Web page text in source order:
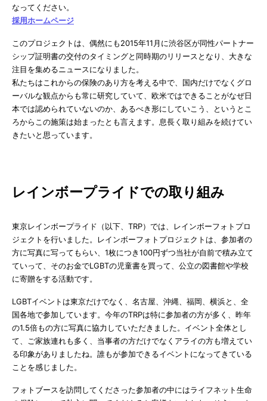
なってください。
採用ホームページ
このプロジェクトは、偶然にも2015年11月に渋谷区が同性パートナー
シップ証明書の交付のタイミングと同時期のリリースとなり、大きな
注目を集めるニュースになりました。
私たちはこれからの保険のあり方を考える中で、国内だけでなくグロ
ーバルな観点からも常に研究していて、欧米ではできることがなぜ日
本では認められていないのか、あるべき形にしていこう、というとこ
ろからこの施策は始まったとも言えます。息長く取り組みを続けてい
きたいと思っています。
レインボープライドでの取り組み
東京レインボープライド（以下、TRP）では、レインボーフォトプロ
ジェクトを行いました。レインボーフォトプロジェクトは、参加者の
方に写真に写ってもらい、1枚につき100円ずつ当社が自前で積み立て
ていって、そのお金でLGBTの児童書を買って、公立の図書館や学校
に寄贈をする活動です。
LGBTイベントは東京だけでなく、名古屋、沖縄、福岡、横浜と、全
国各地で参加しています。今年のTRPは特に参加者の方が多く、昨年
の1.5倍もの方に写真に協力していただきました。イベント全体とし
て、ご家族連れも多く、当事者の方だけでなくアライの方も増えてい
る印象がありましたね。誰もが参加できるイベントになってきている
ことを感じました。
フォトブースを訪問してくださった参加者の中にはライフネット生命